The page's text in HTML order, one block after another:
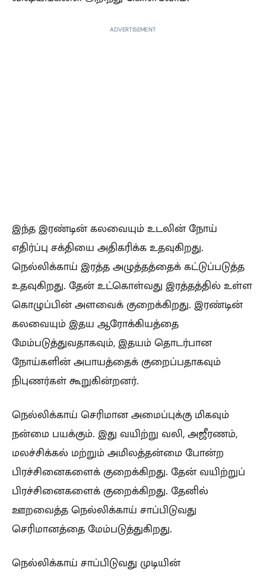
ADVERTISEMENT
இந்த இரண்டின் கலவையும் உடலின் நோய்
எதிர்ப்பு சக்தியை அதிகரிக்க உதவுகிறது.
நெல்லிக்காய் இரத்த அழுத்தத்தைக் கட்டுப்படுத்த
உதவுகிறது. தேன் உட்கொள்வது இரத்தத்தில் உள்ள
கொழுப்பின் அளவைக் குறைக்கிறது. இரண்டின்
கலவையும் இதய ஆரோக்கியத்தை
மேம்படுத்துவதாகவும், இதயம் தொடர்பான
நோய்களின் அபாயத்தைக் குறைப்பதாகவும்
நிபுணர்கள் கூறுகின்றனர்.
நெல்லிக்காய் செரிமான அமைப்புக்கு மிகவும்
நன்மை பயக்கும். இது வயிற்று வலி, அஜீரணம்,
மலச்சிக்கல் மற்றும் அமிலத்தன்மை போன்ற
பிரச்சினைகளைக் குறைக்கிறது. தேன் வயிற்றுப்
பிரச்சினைகளைக் குறைக்கிறது. தேனில்
ஊறவைத்த நெல்லிக்காய் சாப்பிடுவது
செரிமானத்தை மேம்படுத்துகிறது.
நெல்லிக்காய் சாப்பிடுவது முடியின்